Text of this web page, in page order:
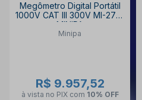
Megômetro Digital Portátil
1000V CAT III 300V MI-2710
MINIPA
Minipa
R$ 9.957,52
à vista no PIX com 10% OFF